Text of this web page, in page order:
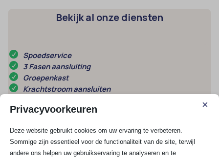
Bekijk al onze diensten
Spoedservice
3 Fasen aansluiting
Groepenkast
Krachtstroom aansluiten
Groep aanleggen
Kookgroep aansluiten
Stopcontact aansluiten
Privacyvoorkeuren ×
Deze website gebruikt cookies om uw ervaring te verbeteren.
Sommige zijn essentieel voor de functionaliteit van de site, terwijl
andere ons helpen uw gebruikservaring te analyseren en te